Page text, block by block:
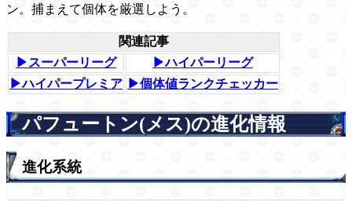
ン。捕まえて個体を厳選しよう。
関連記事
▶スーパーリーグ
▶ハイパーリーグ
▶ハイパープレミア
▶個体値ランクチェッカー
パフュートン(メス)の進化情報
進化系統